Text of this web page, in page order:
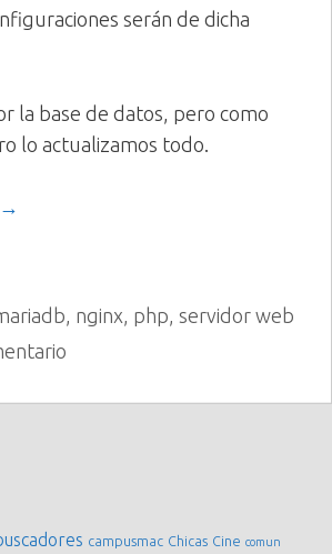
serán de dicha
la base de datos, pero como
lo actualizamos todo.
→
, nginx, php, servidor web
campusmac Chicas Cine comun